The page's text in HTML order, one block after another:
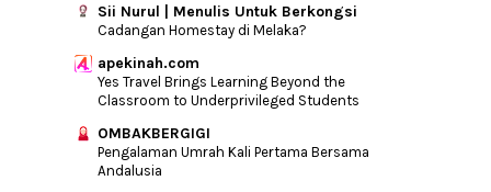
Sii Nurul | Menulis Untuk Berkongsi
Cadangan Homestay di Melaka?
apekinah.com
Yes Travel Brings Learning Beyond the
Classroom to Underprivileged Students
OMBAKBERGIGI
Pengalaman Umrah Kali Pertama Bersama
Andalusia